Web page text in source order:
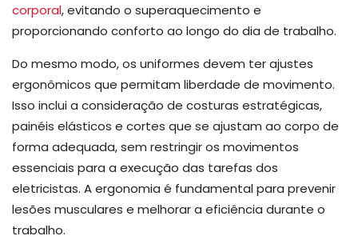
corporal, evitando o superaquecimento e
proporcionando conforto ao longo do dia de trabalho.
Do mesmo modo, os uniformes devem ter ajustes
ergonômicos que permitam liberdade de movimento.
Isso inclui a consideração de costuras estratégicas,
painéis elásticos e cortes que se ajustam ao corpo de
forma adequada, sem restringir os movimentos
essenciais para a execução das tarefas dos
eletricistas. A ergonomia é fundamental para prevenir
lesões musculares e melhorar a eficiência durante o
trabalho.